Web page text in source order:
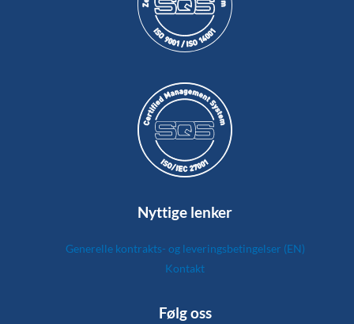
Nyttige lenker
Generelle kontrakts- og leveringsbetingelser (EN)
Kontakt
Følg oss